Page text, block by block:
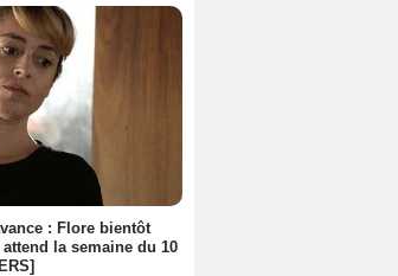
: Flore bientôt
la semaine du 10